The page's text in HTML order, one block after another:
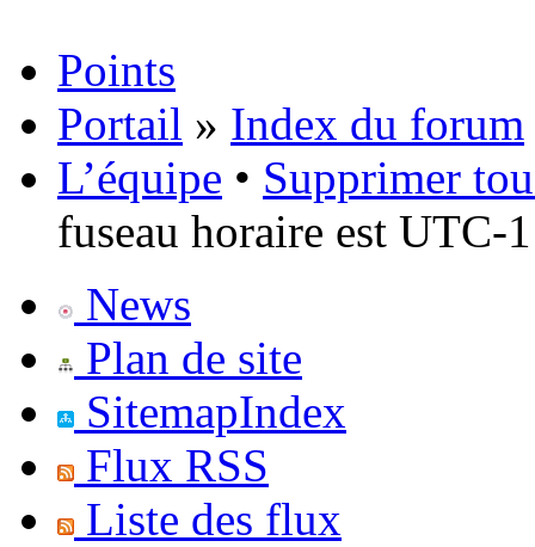
Points
Portail » Index du forum
L’équipe • Supprimer
fuseau horaire est UTC-
News
Plan de site
SitemapIndex
Flux RSS
Liste des flux